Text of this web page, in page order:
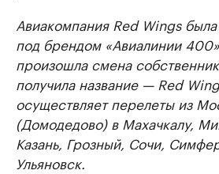
Авиакомпания Red Wings
под брендом «Авиалинии
произошла смена
получила название — Red
осуществляет перелеты из
(Домодедово) в Махачкалу,
Казань, Грозный, Сочи,
Ульяновск.